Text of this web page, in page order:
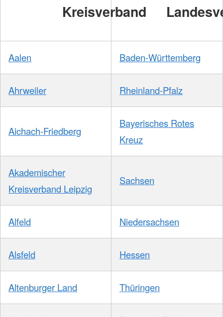
Kreisverband
Aalen Baden-Württemberg
Ahrweiler Rheinland-Pfalz
Aichach-Friedberg
Bayerisches Rotes
Kreuz
Akademischer
Kreisverband Leipzig
Sachsen
Alfeld Niedersachsen
Alsfeld Hessen
Altenburger Land Thüringen